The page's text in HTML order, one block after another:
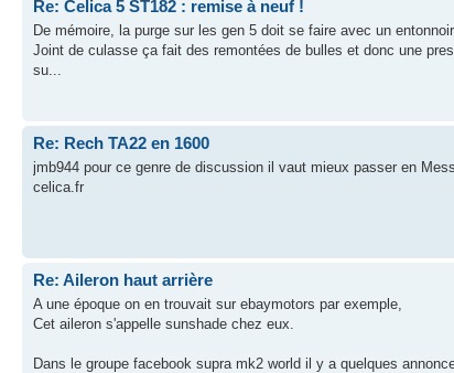
Re: Celica 5 ST182 : remise à neuf !
De mémoire, la purge sur les gen 5 doit se faire avec un
Joint de culasse ça fait des remontées de bulles et donc une
su...
Re: Rech TA22 en 1600
jmb944 pour ce genre de discussion il vaut mieux passer en
celica.fr
Re: Aileron haut arrière
A une époque on en trouvait sur ebaymotors par exemple,
Cet aileron s'appelle sunshade chez eux.
Dans le groupe facebook supra mk2 world il y a quelques